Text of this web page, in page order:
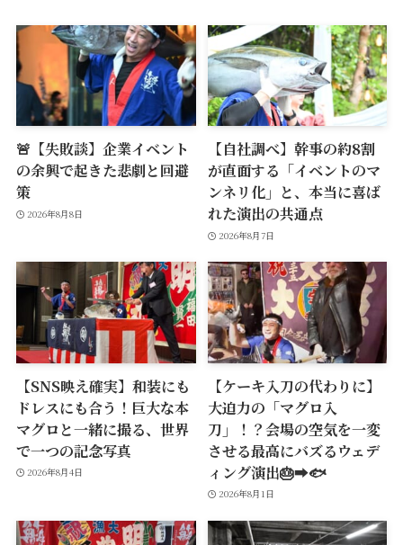
🚨【失敗談】企業イベント
の余興で起きた悲劇と回避
策
2026年8月8日
【自社調べ】幹事の約8割
が直面する「イベントのマ
ンネリ化」と、本当に喜ば
れた演出の共通点
2026年8月7日
【SNS映え確実】和装にも
ドレスにも合う！巨大な本
マグロと一緒に撮る、世界
で一つの記念写真
2026年8月4日
【ケーキ入刀の代わりに】
大迫力の「マグロ入
刀」！？会場の空気を一変
させる最高にバズるウェデ
ィング演出🎂➡️🐟
2026年8月1日